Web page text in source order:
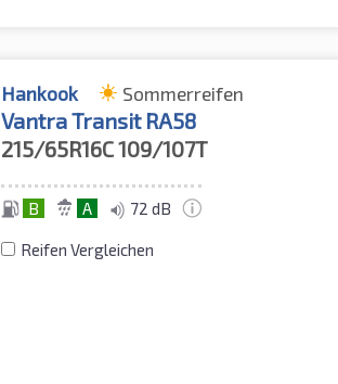
Hankook Sommerreifen
Vantra Transit RA58
215/65R16C109/107T
B A 72 dB
Reifen Vergleichen